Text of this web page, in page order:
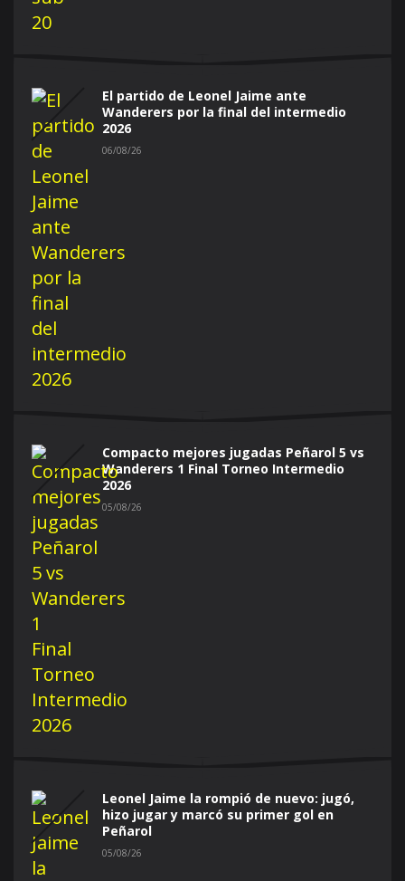
El partido de Leonel Jaime ante
Wanderers por la final del intermedio
2026
06/08/26
Compacto mejores jugadas Peñarol 5 vs
Wanderers 1 Final Torneo Intermedio
2026
05/08/26
Leonel Jaime la rompió de nuevo: jugó,
hizo jugar y marcó su primer gol en
Peñarol
05/08/26